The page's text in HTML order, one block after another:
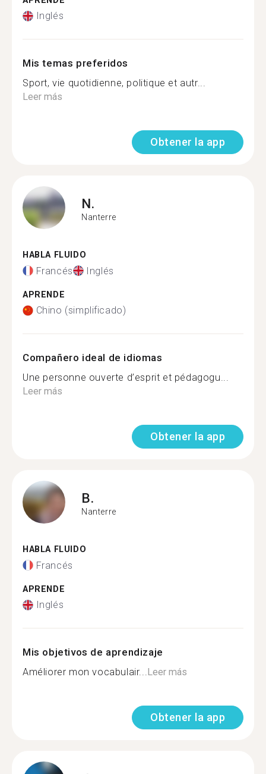
Inglés
Mis temas preferidos
Sport, vie quotidienne, politique et autr...
Leer más
Obtener la app
N.
Nanterre
HABLA FLUIDO
Francés Inglés
APRENDE
Chino (simplificado)
Compañero ideal de idiomas
Une personne ouverte d’esprit et pédagogu...
Leer más
Obtener la app
B.
Nanterre
HABLA FLUIDO
Francés
APRENDE
Inglés
Mis objetivos de aprendizaje
Améliorer mon vocabulair...Leer más
Obtener la app